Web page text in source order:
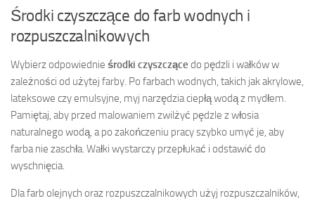
Środki czyszczące do farb wodnych i
rozpuszczalnikowych
Wybierz odpowiednie środki czyszczące do pędzli i wałków w
zależności od użytej farby. Po farbach wodnych, takich jak akrylowe,
lateksowe czy emulsyjne, myj narzędzia ciepłą wodą z mydłem.
Pamiętaj, aby przed malowaniem zwilżyć pędzle z włosia
naturalnego wodą, a po zakończeniu pracy szybko umyć je, aby
farba nie zaschła. Wałki wystarczy przepłukać i odstawić do
wyschnięcia.
Dla farb olejnych oraz rozpuszczalnikowych użyj rozpuszczalników,